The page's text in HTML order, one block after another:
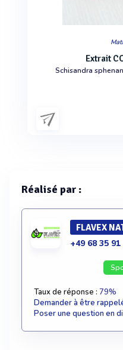
Extrait
Schisandra
Réalisé par :
FLAVEX
+49 68 35 91
Taux de réponse : 79%
Demander à être
Poser une question en